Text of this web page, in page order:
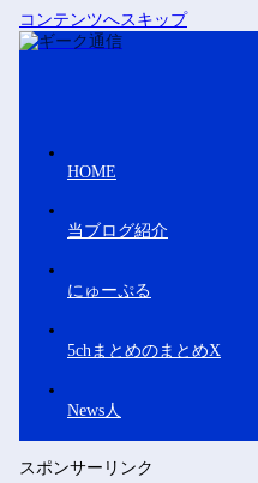
コンテンツへスキップ
HOME
当ブログ紹介
にゅーぷる
5chまとめのまとめX
News人
スポンサーリンク